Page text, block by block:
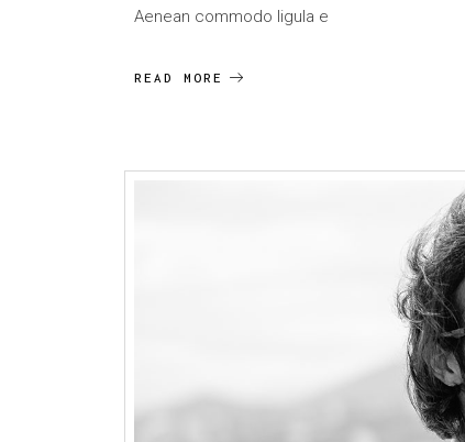
Aenean commodo ligula e
READ MORE